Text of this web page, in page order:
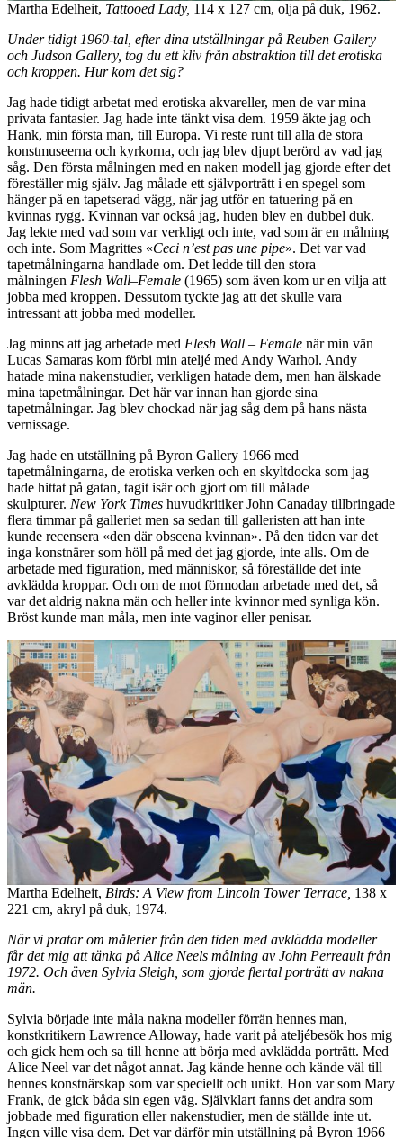
Martha Edelheit, Tattooed Lady, 114 x 127 cm, olja på duk, 1962.
Under tidigt 1960-tal, efter dina utställningar på Reuben Gallery
och Judson Gallery, tog du ett kliv från abstraktion till det erotiska
och kroppen. Hur kom det sig?
Jag hade tidigt arbetat med erotiska akvareller, men de var mina
privata fantasier. Jag hade inte tänkt visa dem. 1959 åkte jag och
Hank, min första man, till Europa. Vi reste runt till alla de stora
konstmuseerna och kyrkorna, och jag blev djupt berörd av vad jag
såg. Den första målningen med en naken modell jag gjorde efter det
föreställer mig själv. Jag målade ett självporträtt i en spegel som
hänger på en tapetserad vägg, när jag utför en tatuering på en
kvinnas rygg. Kvinnan var också jag, huden blev en dubbel duk.
Jag lekte med vad som var verkligt och inte, vad som är en målning
och inte. Som Magrittes «Ceci n’est pas une pipe». Det var vad
tapetmålningarna handlade om. Det ledde till den stora
målningen Flesh Wall–Female (1965) som även kom ur en vilja att
jobba med kroppen. Dessutom tyckte jag att det skulle vara
intressant att jobba med modeller.
Jag minns att jag arbetade med Flesh Wall – Female när min vän
Lucas Samaras kom förbi min ateljé med Andy Warhol. Andy
hatade mina nakenstudier, verkligen hatade dem, men han älskade
mina tapetmålningar. Det här var innan han gjorde sina
tapetmålningar. Jag blev chockad när jag såg dem på hans nästa
vernissage.
Jag hade en utställning på Byron Gallery 1966 med
tapetmålningarna, de erotiska verken och en skyltdocka som jag
hade hittat på gatan, tagit isär och gjort om till målade
skulpturer. New York Times huvudkritiker John Canaday tillbringade
flera timmar på galleriet men sa sedan till galleristen att han inte
kunde recensera «den där obscena kvinnan». På den tiden var det
inga konstnärer som höll på med det jag gjorde, inte alls. Om de
arbetade med figuration, med människor, så föreställde det inte
avklädda kroppar. Och om de mot förmodan arbetade med det, så
var det aldrig nakna män och heller inte kvinnor med synliga kön.
Bröst kunde man måla, men inte vaginor eller penisar.
Martha Edelheit, Birds: A View from Lincoln Tower Terrace, 138 x
221 cm, akryl på duk, 1974.
När vi pratar om målerier från den tiden med avklädda modeller
får det mig att tänka på Alice Neels målning av John Perreault från
1972. Och även Sylvia Sleigh, som gjorde flertal porträtt av nakna
män.
Sylvia började inte måla nakna modeller förrän hennes man,
konstkritikern Lawrence Alloway, hade varit på ateljébesök hos mig
och gick hem och sa till henne att börja med avklädda porträtt. Med
Alice Neel var det något annat. Jag kände henne och kände väl till
hennes konstnärskap som var speciellt och unikt. Hon var som Mary
Frank, de gick båda sin egen väg. Självklart fanns det andra som
jobbade med figuration eller nakenstudier, men de ställde inte ut.
Ingen ville visa dem. Det var därför min utställning på Byron 1966